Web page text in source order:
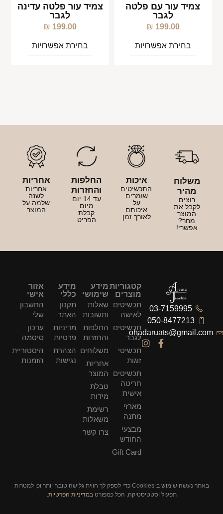
צמיד עור עם פלטה
לגבר
199.00
₪
בחירת אפשרויות
צמיד עור פלטה עדינה
לגבר
199.00
₪
בחירת אפשרויות
משלוח
מהיר
רוצים
לקבל את
המוצר
מחר?
אפשרי!
איכות
התכשיטים
שומרים
על
איכותם
לאורך זמן
החלפות
והחזרות
עד 14 יום
מיום
קבלת
הפריט
אחריות
אחריות
לשנה
שלמה על
המוצר
03-7159995
050-8477213
ohadaruats@gmail.com
קטגוריות
מוצרים
תכשיטים
לאישה
תכשיטים
לגבר
תכשיטי
זוגות
תכשיטים
חריטה
אישית
מארזי
מתנה
מבצעי
החודש
Gift Card
מידע
שימושי
שאלות
ותשובות
החלפות
והחזרות
משלוחים
אחריות
המוצר
טבלת
מידות
רשימת
משאלות
צרו קשר
מידע
כללי
תקנון
האתר
מדיניות
פרטיות
הצהרת
נגישות
אזור
אישי
החשבון
שלי
עדכון
סיסמה
היסטוריית
הזמנות
באתר נעשה שימוש ב-Cookies כדי לספק לך חווית גלישה טובה יותר וכן למטרות
תפעול וסטטיסטיקה, הכל כמפורט במדיניות הפרטיות